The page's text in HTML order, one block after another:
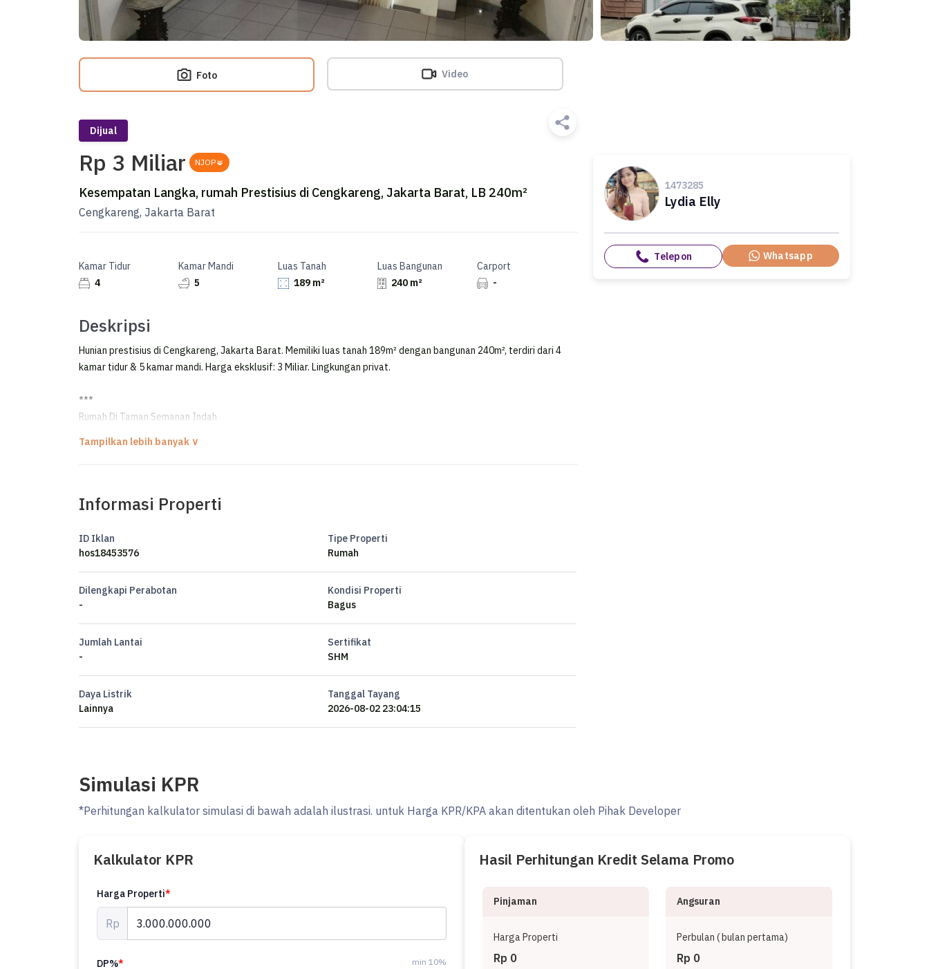
Foto Video
Dijual
Rp 3 Miliar NJOP
Kesempatan Langka, rumah Prestisius di Cengkareng, Jakarta Barat, LB 240m²
Cengkareng, Jakarta Barat
Kamar Tidur
4
Kamar Mandi
5
Luas Tanah
189 m²
Luas Bangunan
240 m²
Carport
-
Deskripsi
Hunian prestisius di Cengkareng, Jakarta Barat. Memiliki luas tanah 189m² dengan bangunan 240m², terdiri dari 4
kamar tidur & 5 kamar mandi. Harga eksklusif: 3 Miliar. Lingkungan privat.
***
Rumah Di Taman Semanan Indah
- Luas tanah : 189
- Dimensi (lbr x pjg) : 9x21
- Luas bangunan: 240
- Kamar tidur : 4
- Hadap : barat
- Garasi : 1
Informasi Properti
ID Iklan
hos18453576
Tipe Properti
Rumah
Dilengkapi Perabotan
-
Kondisi Properti
Bagus
Jumlah Lantai
-
Sertifikat
SHM
Daya Listrik
Lainnya
Tanggal Tayang
2026-08-02 23:04:15
1473285
Lydia Elly
Telepon Whatsapp
Simulasi KPR
*Perhitungan kalkulator simulasi di bawah adalah ilustrasi. untuk Harga KPR/KPA akan ditentukan oleh Pihak Developer
Kalkulator KPR
Harga Properti*
Rp
DP%* min 10%
Hasil Perhitungan Kredit Selama Promo
Pinjaman
Harga Properti
Rp 0
Angsuran
Perbulan (bulan pertama)
Rp 0